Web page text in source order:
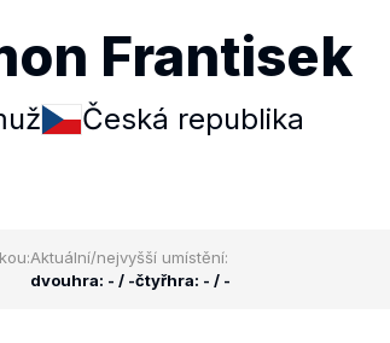
Frantisek
Česká republika
Aktuální/nejvyšší umístění:
dvouhra: - / -čtyřhra: - / -